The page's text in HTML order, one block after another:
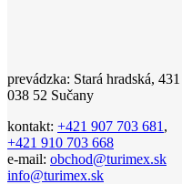
prevádzka: Stará hradská, 431
038 52 Sučany
kontakt: +421 907 703 681 ,
+421 910 703 668
e-mail: obchod@turimex.sk
info@turimex.sk